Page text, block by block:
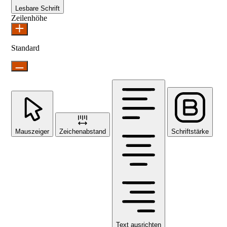
Lesbare Schrift
Zeilenhöhe
Standard
Mauszeiger Zeichenabstand
Text ausrichten
Schriftstärke